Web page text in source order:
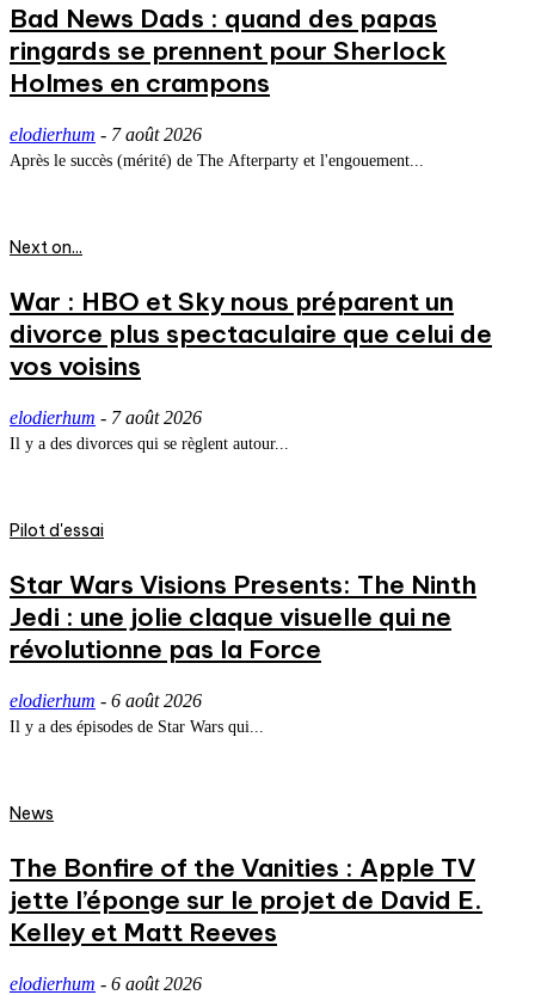
Bad News Dads : quand des papas
ringards se prennent pour Sherlock
Holmes en crampons
elodierhum - 7 août 2026
Après le succès (mérité) de The Afterparty et l'engouement...
Next on...
War : HBO et Sky nous préparent un
divorce plus spectaculaire que celui de
vos voisins
elodierhum - 7 août 2026
Il y a des divorces qui se règlent autour...
Pilot d'essai
Star Wars Visions Presents: The Ninth
Jedi : une jolie claque visuelle qui ne
révolutionne pas la Force
elodierhum - 6 août 2026
Il y a des épisodes de Star Wars qui...
News
The Bonfire of the Vanities : Apple TV
jette l’éponge sur le projet de David E.
Kelley et Matt Reeves
elodierhum - 6 août 2026